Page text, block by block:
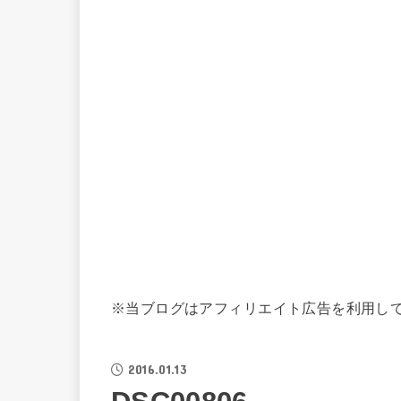
※当ブログはアフィリエイト広告を利用し
2016.01.13